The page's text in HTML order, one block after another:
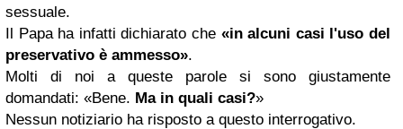
sessuale.
Il Papa ha infatti dichiarato che «in alcuni casi l'uso del
preservativo è ammesso».
Molti di noi a queste parole si sono giustamente
domandati: «Bene. Ma in quali casi?»
Nessun notiziario ha risposto a questo interrogativo.